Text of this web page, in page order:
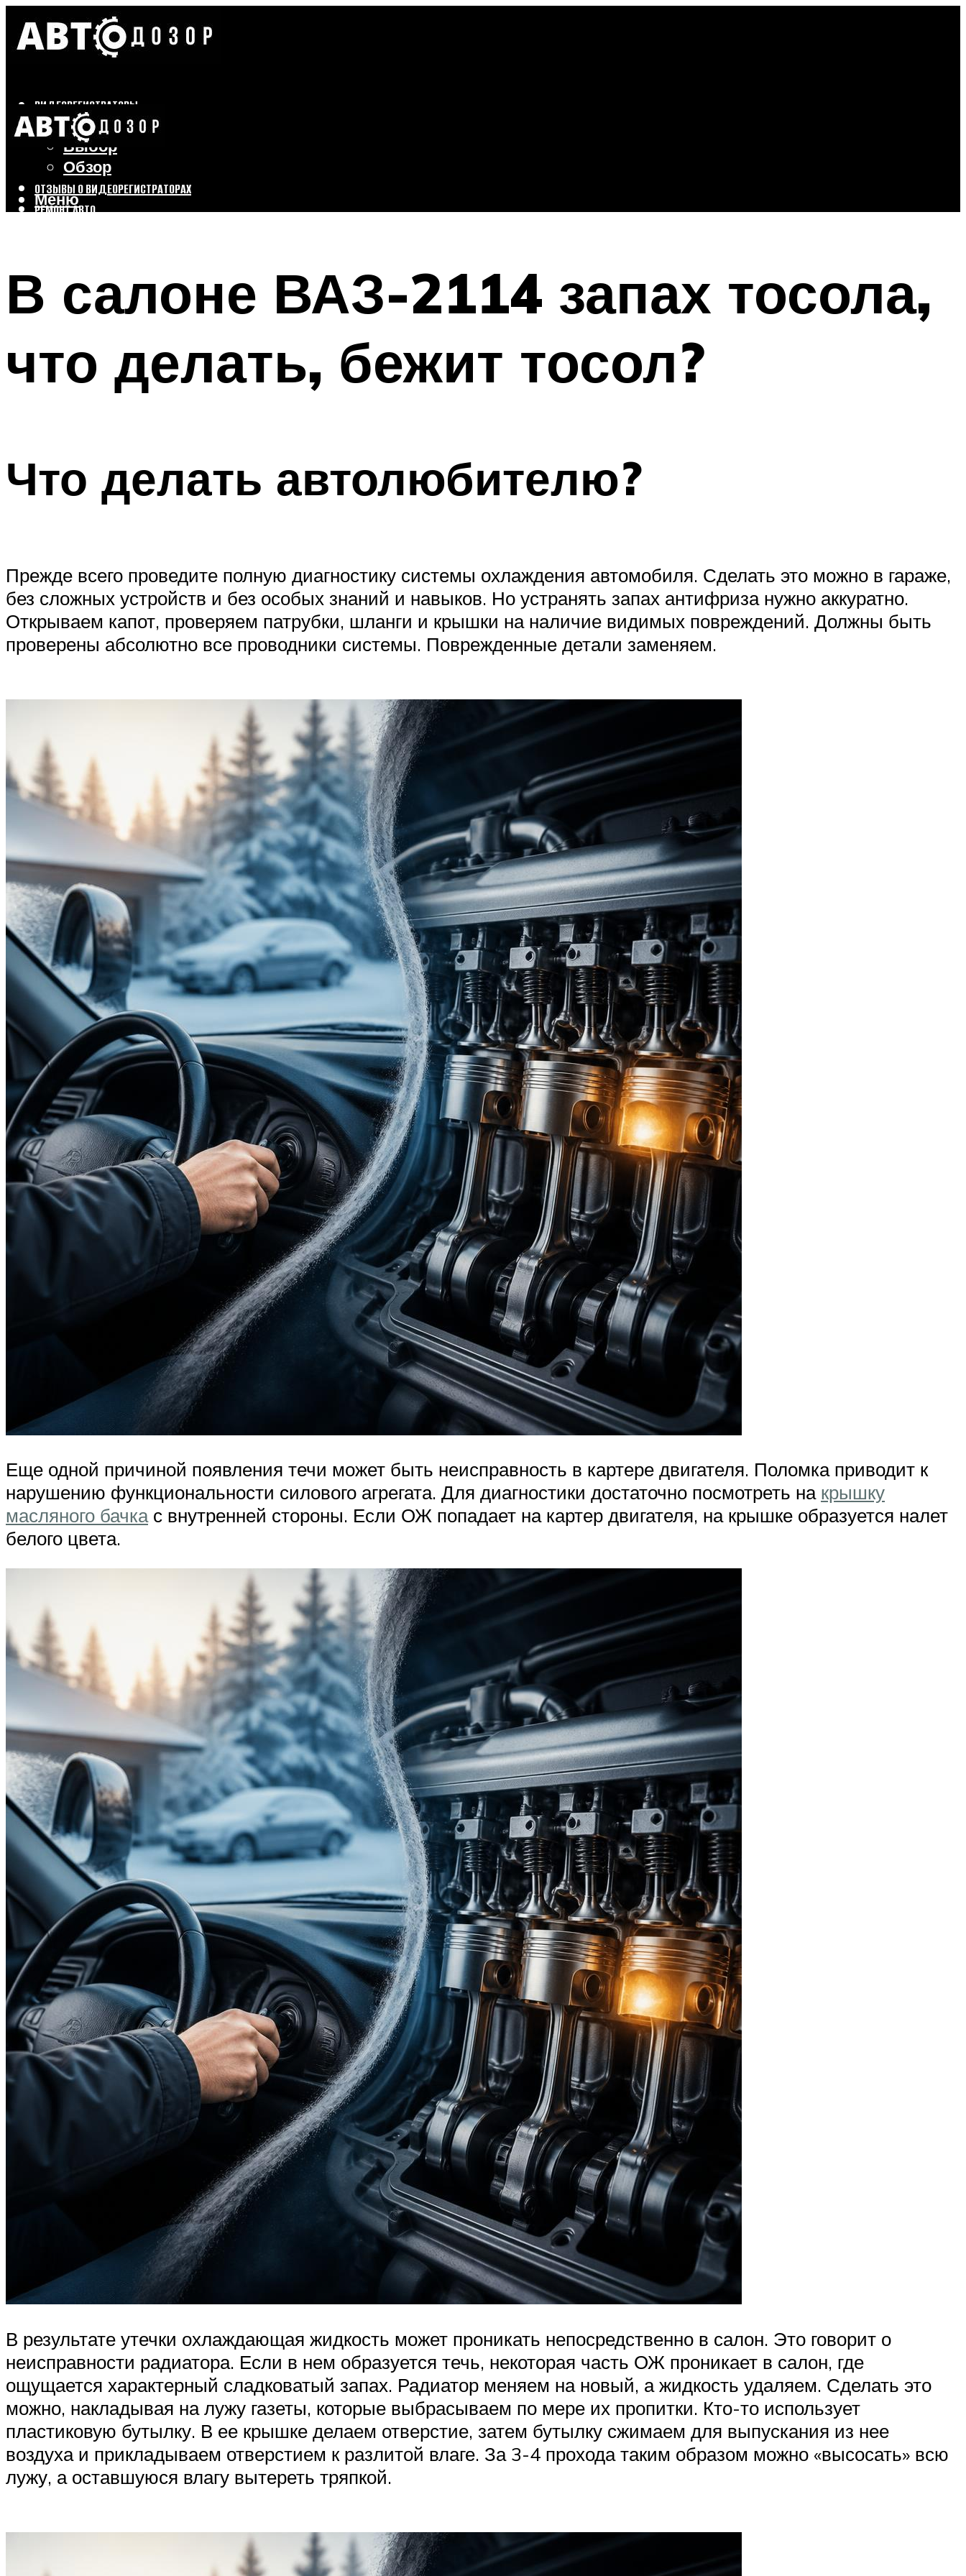
ВИДЕОРЕГИСТРАТОРЫ
Бренды
Выбор
Обзор
ОТЗЫВЫ О ВИДЕОРЕГИСТРАТОРАХ
РЕМОНТ АВТО
Меню
Меню
В салоне ВАЗ-2114 запах тосола,
что делать, бежит тосол?
Что делать автолюбителю?
Прежде всего проведите полную диагностику системы охлаждения автомобиля. Сделать это можно в гараже,
без сложных устройств и без особых знаний и навыков. Но устранять запах антифриза нужно аккуратно.
Открываем капот, проверяем патрубки, шланги и крышки на наличие видимых повреждений. Должны быть
проверены абсолютно все проводники системы. Поврежденные детали заменяем.
Еще одной причиной появления течи может быть неисправность в картере двигателя. Поломка приводит к
нарушению функциональности силового агрегата. Для диагностики достаточно посмотреть на крышку
масляного бачкас внутренней стороны. Если ОЖ попадает на картер двигателя, на крышке образуется налет
белого цвета.
В результате утечки охлаждающая жидкость может проникать непосредственно в салон. Это говорит о
неисправности радиатора. Если в нем образуется течь, некоторая часть ОЖ проникает в салон, где
ощущается характерный сладковатый запах. Радиатор меняем на новый, а жидкость удаляем. Сделать это
можно, накладывая на лужу газеты, которые выбрасываем по мере их пропитки. Кто-то использует
пластиковую бутылку. В ее крышке делаем отверстие, затем бутылку сжимаем для выпускания из нее
воздуха и прикладываем отверстием к разлитой влаге. За 3-4 прохода таким образом можно «высосать» всю
лужу, а оставшуюся влагу вытереть тряпкой.